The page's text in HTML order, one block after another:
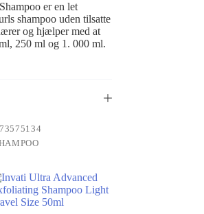
er en let
shampoo uden tilsatte
og hjælper med at
250 ml og 1. 000 ml.